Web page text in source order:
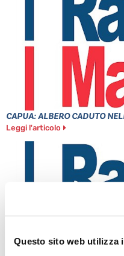
Questo sito web utilizza
CAPUA: ALBERO CADUTO
Leggi l'articolo